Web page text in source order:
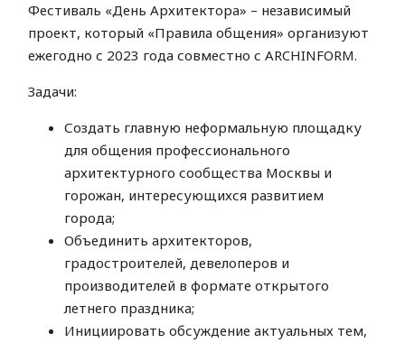
Фестиваль «День Архитектора» – независимый
проект, который «Правила общения» организуют
ежегодно с 2023 года совместно с ARCHINFORM.
Задачи:
Создать главную неформальную площадку
для общения профессионального
архитектурного сообщества Москвы и
горожан, интересующихся развитием
города;
Объединить архитекторов,
градостроителей, девелоперов и
производителей в формате открытого
летнего праздника;
Инициировать обсуждение актуальных тем,